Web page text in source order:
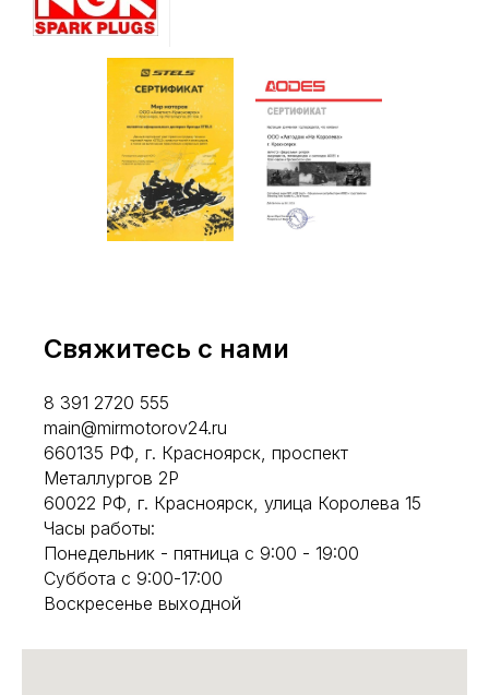
Свяжитесь с нами
8 391 2720 555
main@mirmotorov24.ru
660135 РФ, г. Красноярск, проспект
Металлургов 2Р
60022 РФ, г. Красноярск, улица Королева 15
Часы работы:
Понедельник - пятница с 9:00 - 19:00
Суббота с 9:00-17:00
Воскресенье выходной